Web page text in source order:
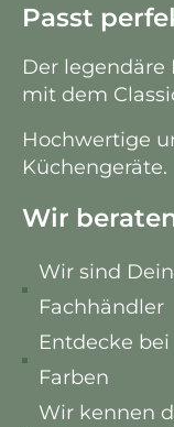
Passt
Der legendäre
mit dem
Hochwertige
Küchengeräte.
Wir
Wir sind
Fachhändler
Entdecke
Farben
Wir kennen